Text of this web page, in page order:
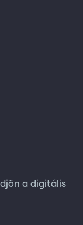
a digitális